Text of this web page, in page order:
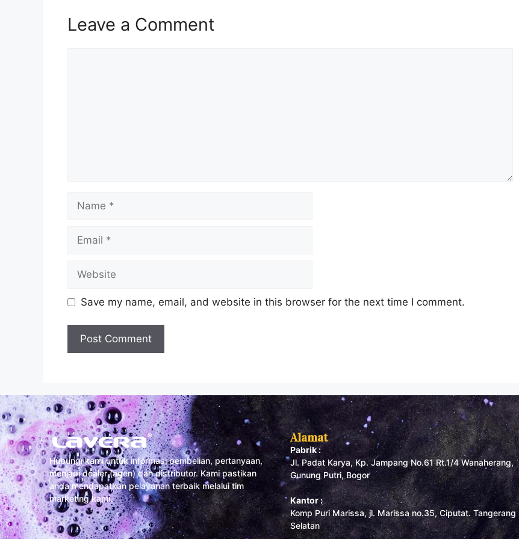
Leave a Comment
Save my name, email, and website in this browser for the next time I comment.
Hubungi kami untuk informasi pembelian, pertanyaan,
menjadi dealer (agen) dan distributor. Kami pastikan
anda mendapatkan pelayanan terbaik melalui tim
marketing kami.
Alamat
Pabrik :
Jl. Padat Karya, Kp. Jampang No.61 Rt.1/4 Wanaherang,
Gunung Putri, Bogor
Kantor :
Komp Puri Marissa, jl. Marissa no.35, Ciputat. Tangerang
Selatan